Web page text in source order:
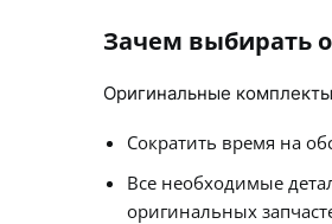
Зачем выбирать
Оригинальные
Сократить время на
Все необходимые
оригинальных